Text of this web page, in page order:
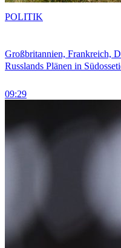
Großbritannien, Frankreich,
Russlands Plänen in
09:29
POLITIK